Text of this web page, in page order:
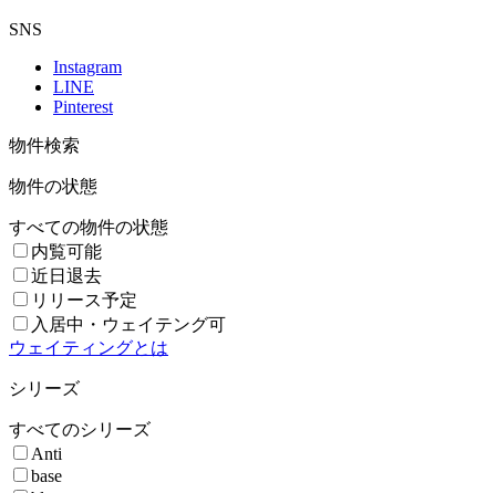
SNS
Instagram
LINE
Pinterest
物件検索
物件の状態
すべての物件の状態
内覧可能
近日退去
リリース予定
入居中・ウェイテング可
ウェイティングとは
シリーズ
すべてのシリーズ
Anti
base